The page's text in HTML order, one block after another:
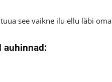
see vaikne ilu ellu läbi
auhinnad: